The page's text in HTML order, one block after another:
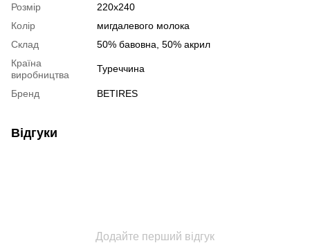
Розмір
220х240
Колір
мигдалевого молока
Склад
50% бавовна, 50% акрил
Країна
виробництва
Туреччина
Бренд BETIRES
Відгуки
Додайте перший відгук